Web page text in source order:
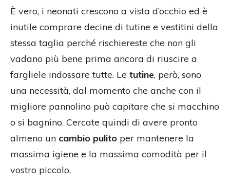
È vero, i neonati crescono a vista d’occhio ed è
inutile comprare decine di tutine e vestitini della
stessa taglia perché rischiereste che non gli
vadano più bene prima ancora di riuscire a
fargliele indossare tutte. Le tutine, però, sono
una necessità, dal momento che anche con il
migliore pannolino può capitare che si macchino
o si bagnino. Cercate quindi di avere pronto
almeno un cambio pulito per mantenere la
massima igiene e la massima comodità per il
vostro piccolo.